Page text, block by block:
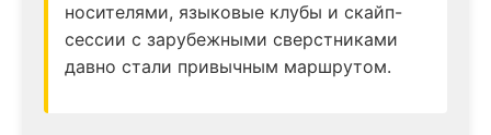
носителями, языковые клубы и скайп-
сессии с зарубежными сверстниками
давно стали привычным маршрутом.